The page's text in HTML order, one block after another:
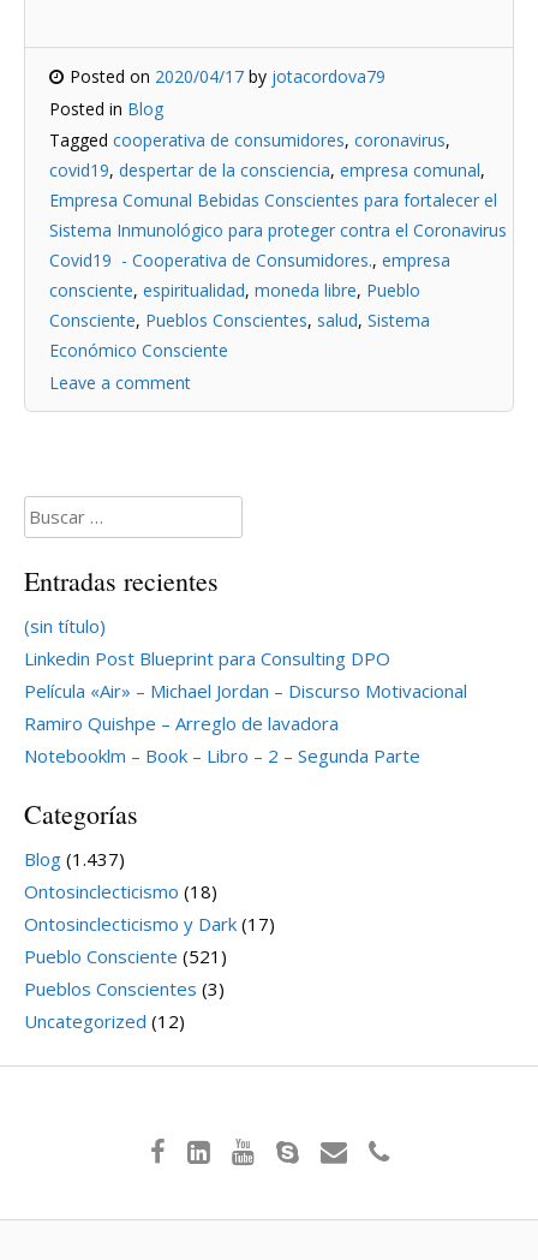
Posted on 2020/04/17 by jotacordova79
Posted in Blog
Tagged cooperativa de consumidores, coronavirus,
covid19, despertar de la consciencia, empresa comunal,
Empresa Comunal Bebidas Conscientes para fortalecer el
Sistema Inmunológico para proteger contra el Coronavirus
Covid19 - Cooperativa de Consumidores., empresa
consciente, espiritualidad, moneda libre, Pueblo
Consciente, Pueblos Conscientes, salud, Sistema
Económico Consciente
Leave a comment
Buscar:
Entradas recientes
(sin título)
Linkedin Post Blueprint para Consulting DPO
Película «Air» – Michael Jordan – Discurso Motivacional
Ramiro Quishpe – Arreglo de lavadora
Notebooklm – Book – Libro – 2 – Segunda Parte
Categorías
Blog (1.437)
Ontosinclecticismo (18)
Ontosinclecticismo y Dark (17)
Pueblo Consciente (521)
Pueblos Conscientes (3)
Uncategorized (12)